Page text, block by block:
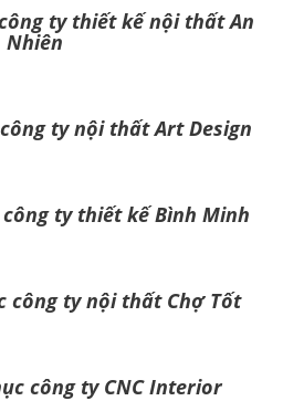
ty thiết kế nội thấtAn
Nhiên
ty nội thất Art Design
ty thiết kế Bình Minh
công ty nội thất Chợ Tốt
công ty CNC Interior